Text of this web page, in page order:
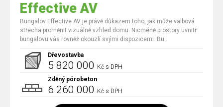
Effective AV
Bungalov Effective AV je právě důkazem toho, jak může valbová
střecha proměnit vizuálně vzhled domu. Nicméně prostory uvnitř
bungalovu vás rovněž okouzlí svými dispozicemi. Bu..
Dřevostavba
5 820 000 Kč s DPH
Zděný pórobeton
6 260 000 Kč s DPH